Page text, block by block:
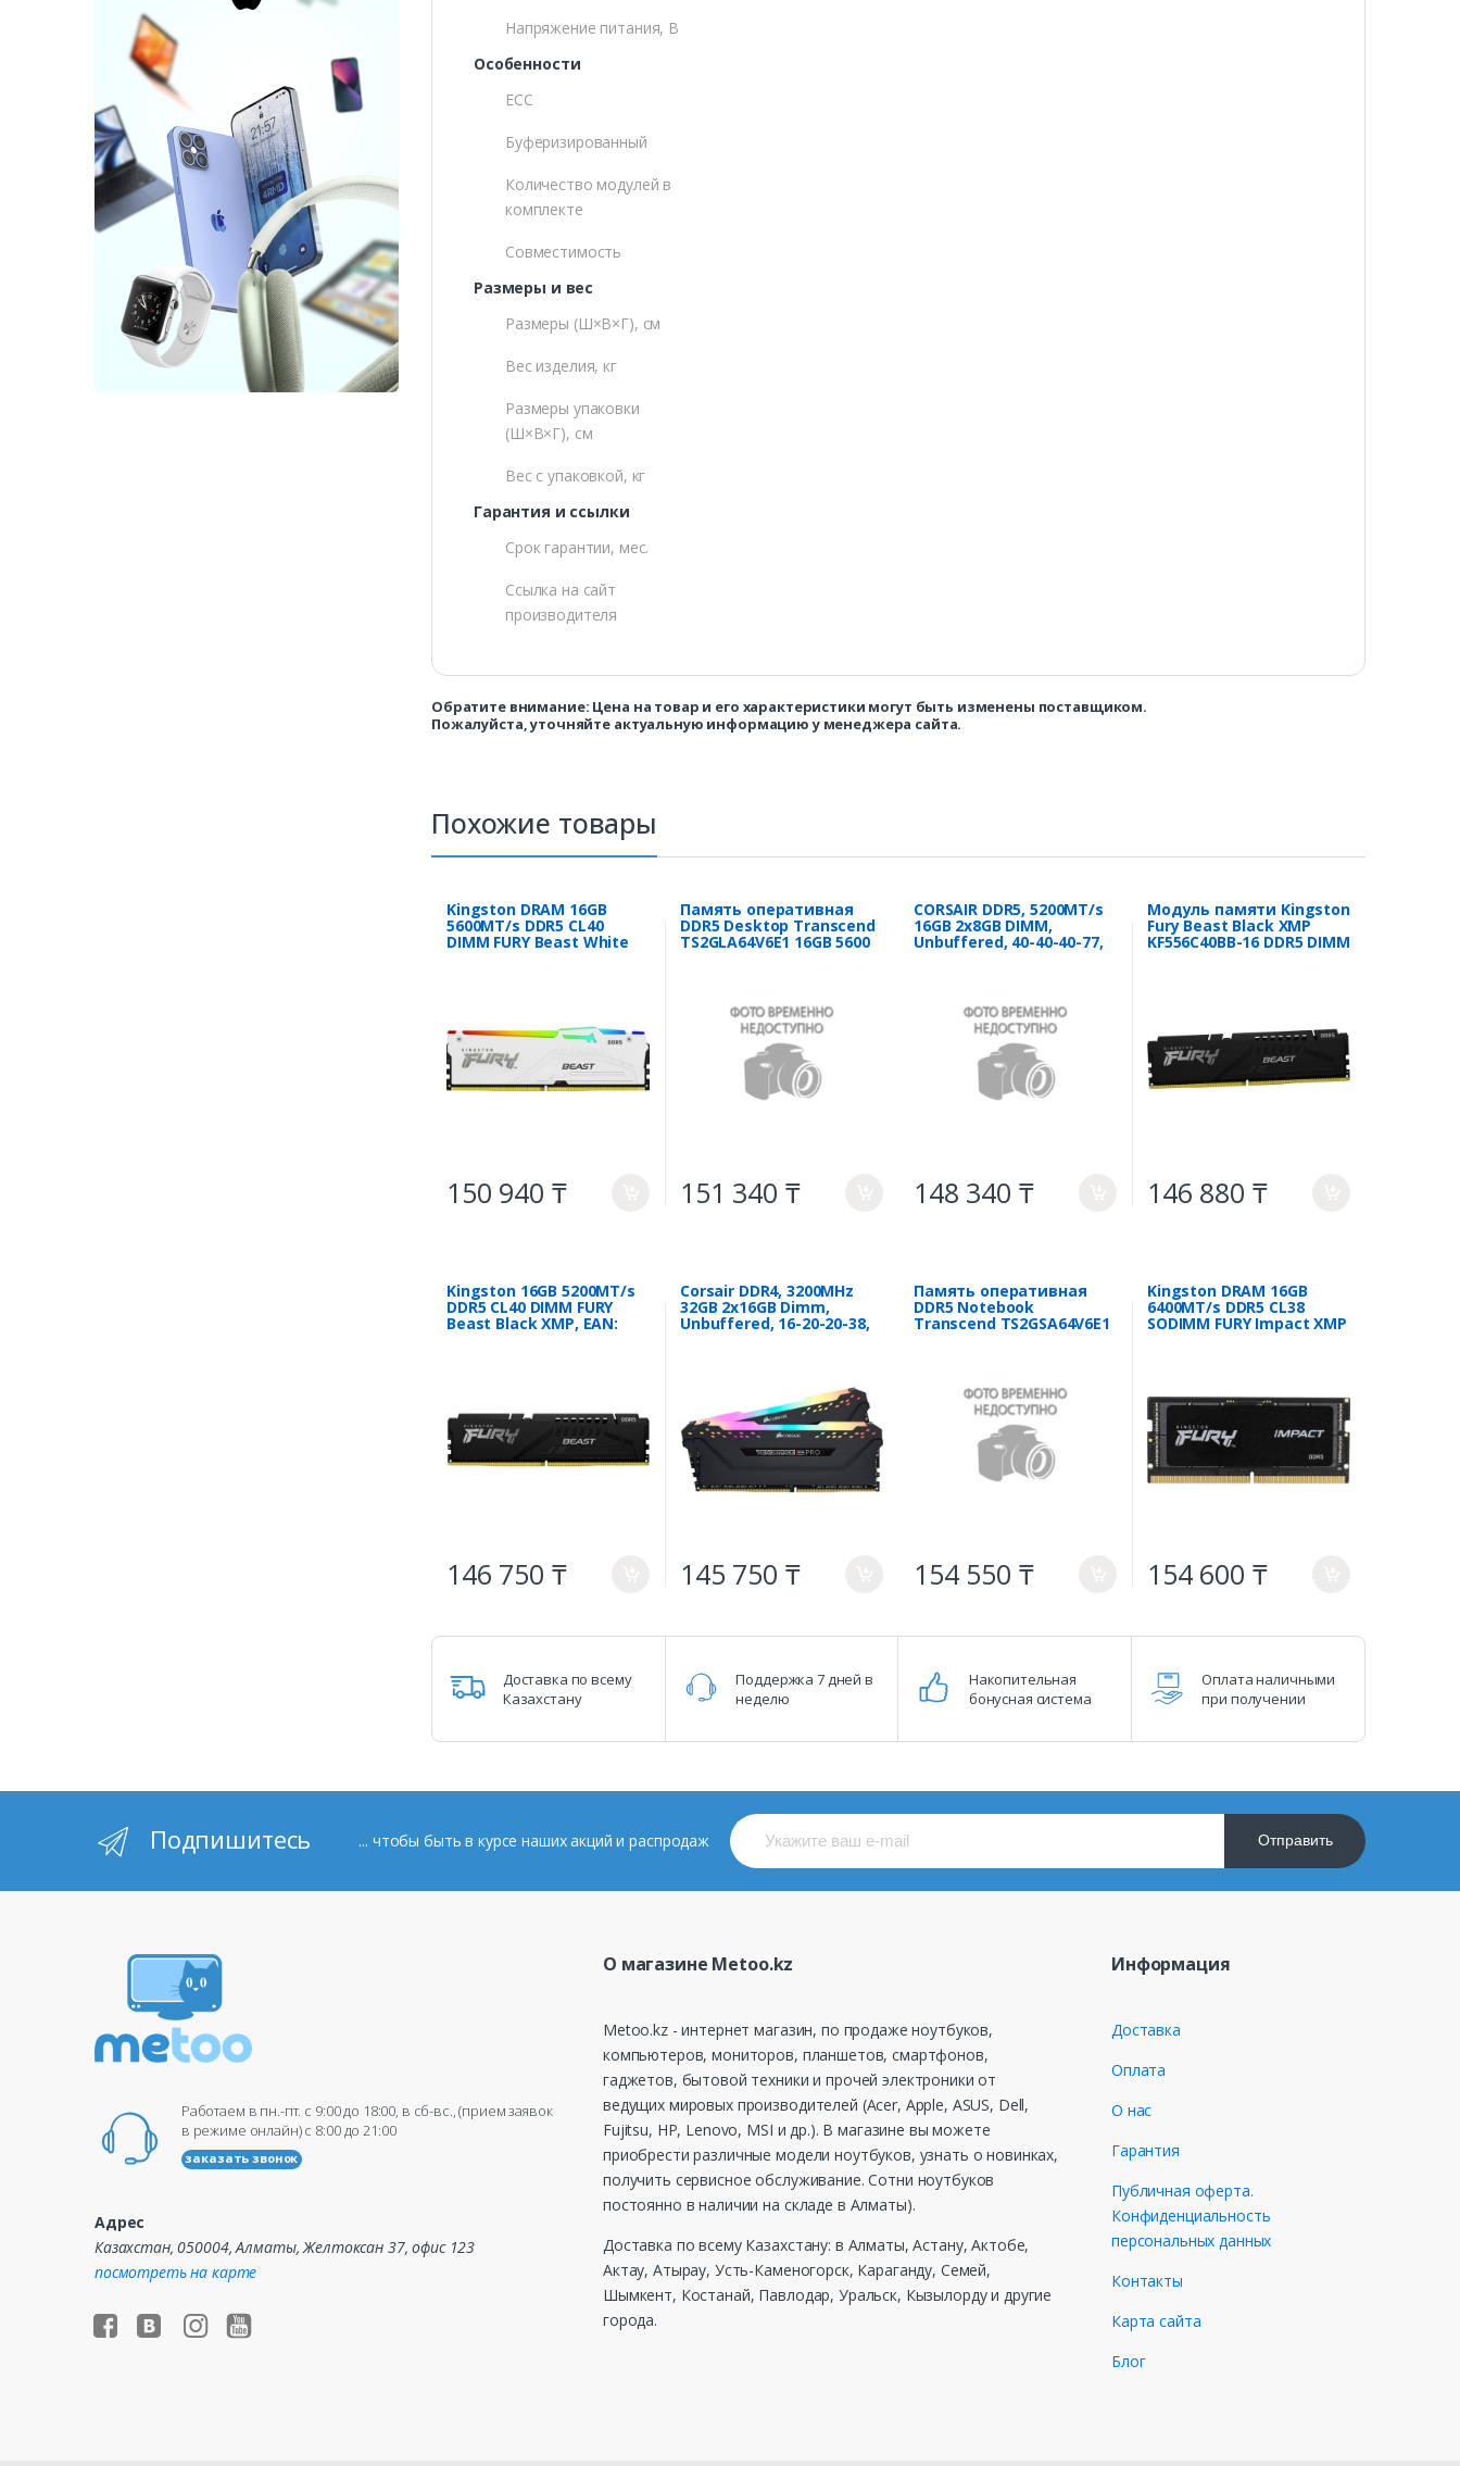
Напряжение питания, В
Особенности
ECC
Буферизированный
Количество модулей в
комплекте
Совместимость
Размеры и вес
Размеры (Ш×В×Г), см
Вес изделия, кг
Размеры упаковки
(Ш×В×Г), см
Вес с упаковкой, кг
Гарантия и ссылки
Срок гарантии, мес.
Ссылка на сайт
производителя
Обратите внимание: Цена на товар и его характеристики могут быть изменены поставщиком.
Пожалуйста, уточняйте актуальную информацию у менеджера сайта.
Похожие товары
Kingston DRAM 16GB
5600MT/s DDR5 CL40
DIMM FURY Beast White
150 940 ₸
Память оперативная
DDR5 Desktop Transcend
TS2GLA64V6E1 16GB 5600
151 340 ₸
CORSAIR DDR5, 5200MT/s
16GB 2x8GB DIMM,
Unbuffered, 40-40-40-77,
Black PCB, 1.25V
148 340 ₸
Модуль памяти Kingston
Fury Beast Black XMP
KF556C40BB-16 DDR5 DIMM
146 880 ₸
Kingston 16GB 5200MT/s
DDR5 CL40 DIMM FURY
Beast Black XMP, EAN:
146 750 ₸
Corsair DDR4, 3200MHz
32GB 2x16GB Dimm,
Unbuffered, 16-20-20-38,
EAN:0840006613251
145 750 ₸
Память оперативная
DDR5 Notebook
Transcend TS2GSA64V6E1
154 550 ₸
Kingston DRAM 16GB
6400MT/s DDR5 CL38
SODIMM FURY Impact XMP
154 600 ₸
Доставка по всему
Казахстану
Поддержка 7 дней в
неделю
Накопительная
бонусная система
Оплата наличными
при получении
Подпишитесь ... чтобы быть в курсе наших акций и распродаж Отправить
Работаем в пн.-пт. c 9:00 до 18:00, в сб-вс., (прием заявок
в режиме онлайн) c 8:00 до 21:00
заказать звонок
Адрес
Казахстан, 050004, Алматы, Желтоксан 37, офис 123
посмотреть на карте
О магазине Metoo.kz
Metoo.kz - интернет магазин, по продаже ноутбуков,
компьютеров, мониторов, планшетов, смартфонов,
гаджетов, бытовой техники и прочей электроники от
ведущих мировых производителей (Acer, Apple, ASUS, Dell,
Fujitsu, HP, Lenovo, MSI и др.). В магазине вы можете
приобрести различные модели ноутбуков, узнать о новинках,
получить сервисное обслуживание. Сотни ноутбуков
постоянно в наличии на складе в Алматы).
Доставка по всему Казахстану: в Алматы, Астану, Актобе,
Актау, Атырау, Усть-Каменогорск, Караганду, Семей,
Шымкент, Костанай, Павлодар, Уральск, Кызылорду и другие
города.
Информация
Доставка
Оплата
О нас
Гарантия
Публичная оферта.
Конфиденциальность
персональных данных
Контакты
Карта сайта
Блог